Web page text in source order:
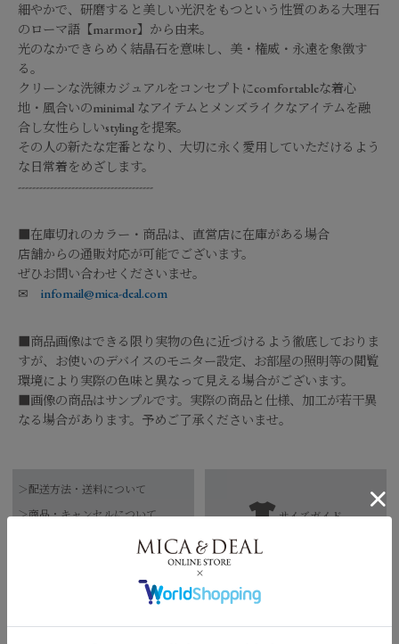
細やかで、研磨すると美しい光沢をもつという性質のある大理石
のローマ語【marmor】から由来。
光のなかできらめく結晶石を意味し、美・権威・永遠を象徴す
る。
クリーンな洗練カジュアルをコンセプトにcomfortableな着心
地・風合いのminimal なアイテムとメンズライクなアイテムを融
合し女性らしいstylingを提案。
その人の新たな定番となり、大切に永く愛用していただけるよう
な日常着をめざします。
--------------------------------------
■在庫切れのカラー・商品は、直営店に在庫がある場合
店舗からの通販対応が可能でございます。
ぜひお問い合わせくださいませ。
✉infomail@mica-deal.com
■商品画像はできる限り実物の色に近づけるよう徹底しておりま
すが、お使いのデバイスのモニター設定、お部屋の照明等の閲覧
環境により実際の色味と異なって見える場合がございます。
■画像の商品はサンプルです。実際の商品と仕様、加工が若干異
なる場合があります。予めご了承くださいませ。
表地（WHITE×BLACK・BLACK）：綿69%
表地（MULTI）：綿52% ポリエステル37% ア
クリル5% ナイロン4% レーヨン2%
裏地：キュプラ100%
【お届け希望日につきまして】
※最短日のお届けとなります。
通常は、平日営業日2～4日以内の発送となります。
＞配送方法・送料について
＞商品・キャンセルについて
＞直営店へのお問い合わせはこちら
サイズガイド
158cm 51kgRecommended